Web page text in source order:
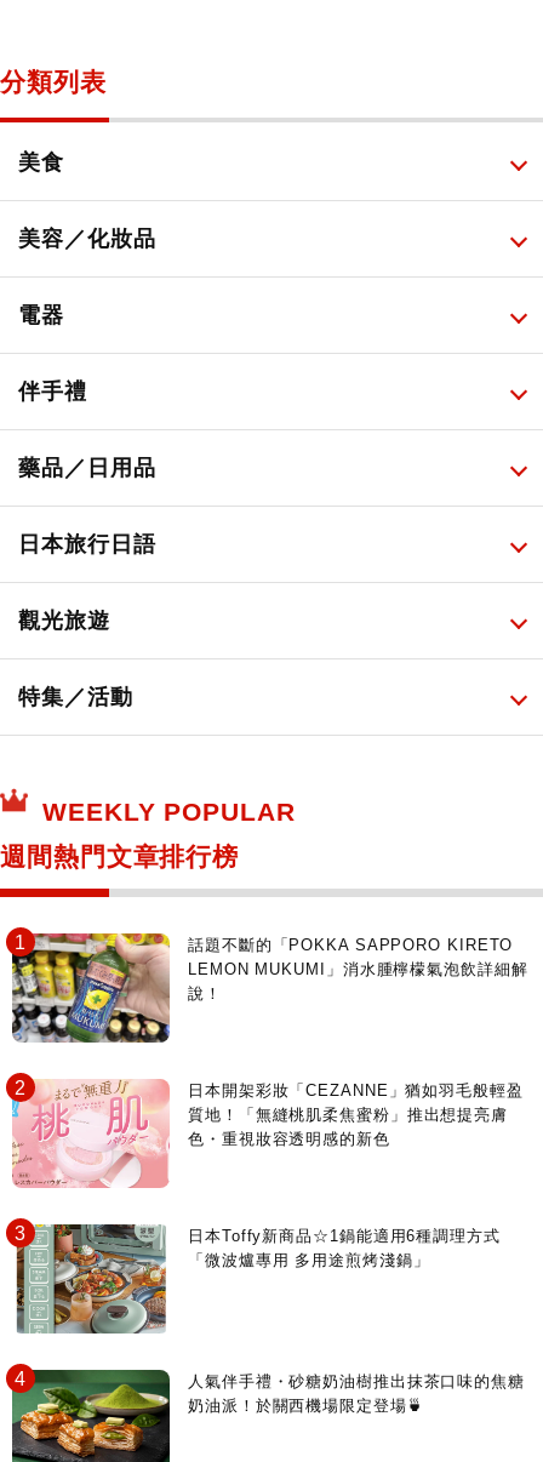
分類列表
美食
所有
甜點・菓子
人氣店鋪美食
必吃的日式早餐
日本酒達人
美容／化妝品
所有
便利商店化妝品
藥妝店化妝品
電器
所有
健康/美容儀器
廚房家電
伴手禮
所有
伴手禮排行榜
免稅商店
藥品／日用品
所有
百圓商店
日常用藥
日本旅行日語
所有
觀光旅遊
所有
特集／活動
東京百貨店～TOKYO Depart～
WEEKLY POPULAR
週間熱門文章排行榜
話題不斷的「POKKA SAPPORO KIRETO
LEMON MUKUMI」消水腫檸檬氣泡飲詳細解
說！
日本開架彩妝「CEZANNE」猶如羽毛般輕盈
質地！「無縫桃肌柔焦蜜粉」推出想提亮膚
色・重視妝容透明感的新色
日本Toffy新商品☆1鍋能適用6種調理方式
「微波爐專用 多用途煎烤淺鍋」
人氣伴手禮・砂糖奶油樹推出抹茶口味的焦糖
奶油派！於關西機場限定登場🍵